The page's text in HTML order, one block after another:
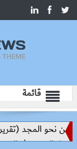
قائمة
نحو المجد (تقرير)